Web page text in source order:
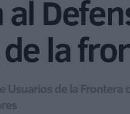
al
la
Usuarios de la